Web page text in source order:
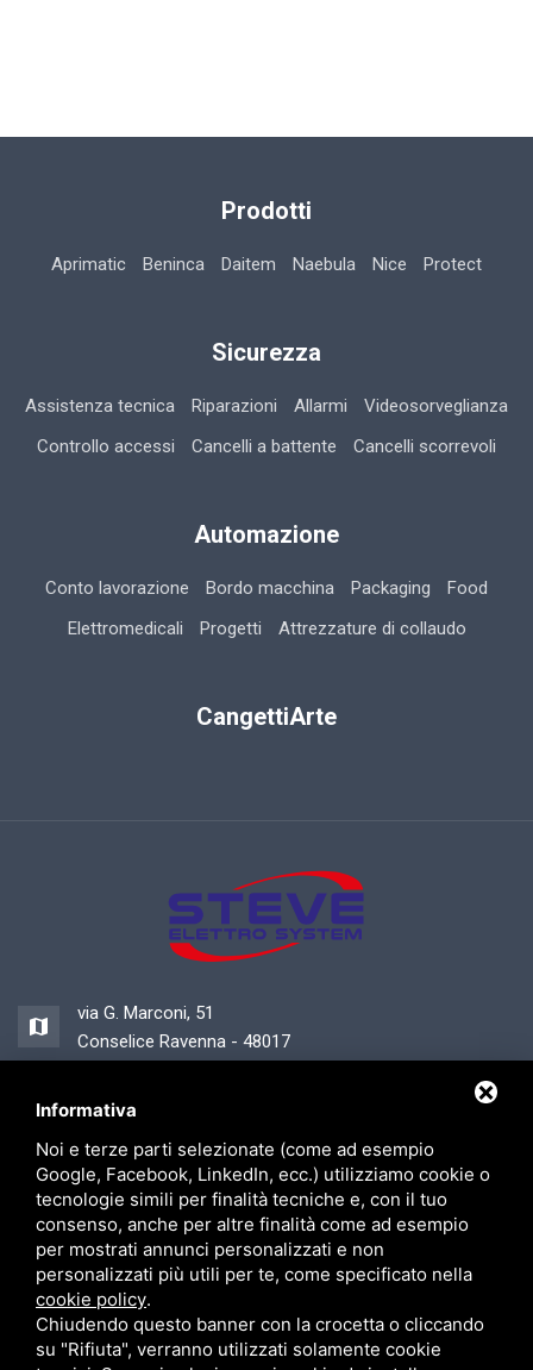
Prodotti
Aprimatic Beninca Daitem Naebula Nice Protect
Sicurezza
Assistenza tecnica Riparazioni Allarmi
Videosorveglianza
Controllo accessi
Cancelli a battente Cancelli scorrevoli
Automazione
Conto lavorazione Bordo macchina Packaging
Food
Elettromedicali
Progetti Attrezzature di collaudo
CangettiArte
via G. Marconi, 51
Conselice Ravenna - 48017
segreteria@steveelettrosystem.com
Sitemap/ Privacy
"Obblighi informativi per le erogazioni pubbliche: gli aiuti di Stato e gli aiuti
Informativa
Noi e terze parti selezionate (come ad esempio
Google, Facebook, LinkedIn, ecc.) utilizziamo cookie o
tecnologie simili per finalità tecniche e, con il tuo
consenso, anche per altre finalità come ad esempio
per mostrati annunci personalizzati e non
personalizzati più utili per te, come specificato nella
cookie policy.
Chiudendo questo banner con la crocetta o cliccando
su "Rifiuta", verranno utilizzati solamente cookie